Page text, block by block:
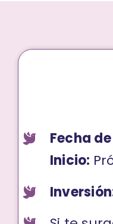
Fecha de
Inicio: